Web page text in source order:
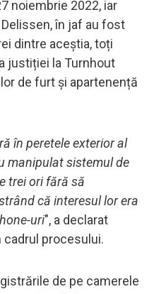
noiembrie 2022, iar
în jaf au fost
dintre aceștia, toți
justiției la Turnhout
de furt și apartenență
în peretele exterior al
manipulat sistemul de
trei ori fără să
că interesul lor era
uri", a declarat
cadrul procesului.
de pe camerele